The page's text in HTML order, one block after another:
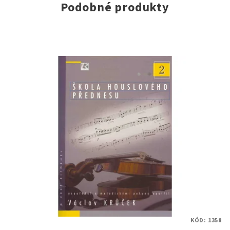
Podobné produkty
KÓD: 1358